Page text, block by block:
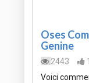
Oses
Genine
2443
1
Voici